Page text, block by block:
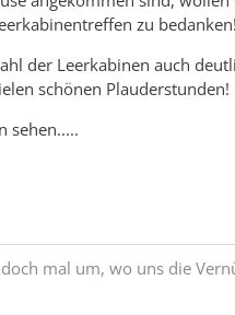
zu
der Leerkabinen auch
schönen Plauderstunden!
sehen.....
mal um, wo uns die